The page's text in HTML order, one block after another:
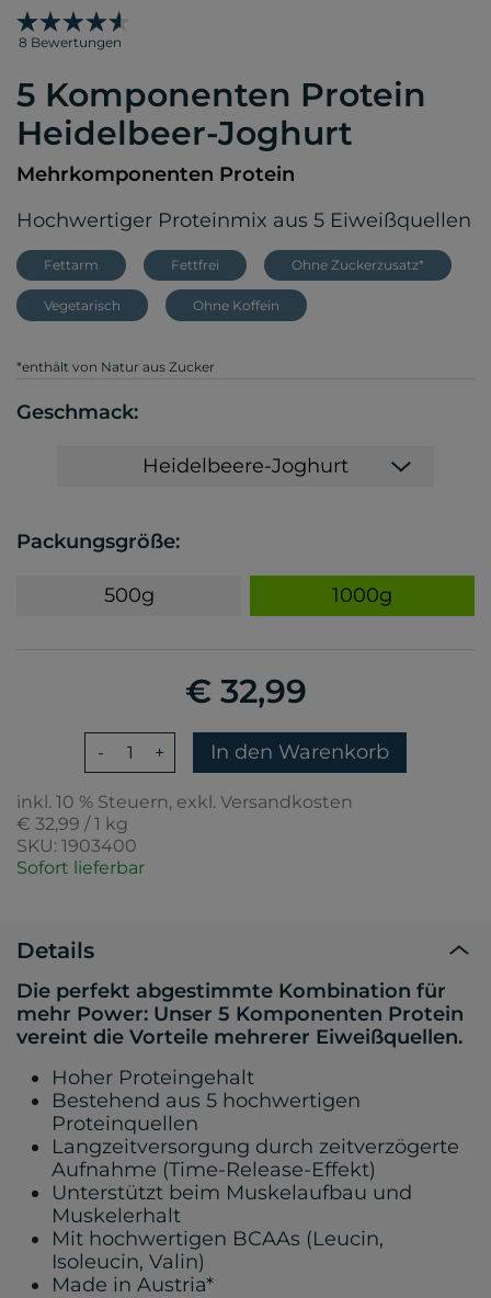
8 Bewertungen
5 Komponenten Protein
Heidelbeer-Joghurt
Mehrkomponenten Protein
Hochwertiger Proteinmix aus 5 Eiweißquellen
Fettarm Fettfrei Ohne Zuckerzusatz*
Vegetarisch Ohne Koffein
*enthält von Natur aus Zucker
Geschmack:
Heidelbeere-Joghurt
Packungsgröße:
500g 1000g
€ 32,99
- + In den Warenkorb
inkl. 10 % Steuern, exkl. Versandkosten
€ 32,99 / 1 kg
SKU: 1903400
Sofort lieferbar
Details
Die perfekt abgestimmte Kombination für
mehr Power: Unser 5 Komponenten Protein
vereint die Vorteile mehrerer Eiweißquellen.
Hoher Proteingehalt
Bestehend aus 5 hochwertigen
Proteinquellen
Langzeitversorgung durch zeitverzögerte
Aufnahme (Time-Release-Effekt)
Unterstützt beim Muskelaufbau und
Muskelerhalt
Mit hochwertigen BCAAs (Leucin,
Isoleucin, Valin)
Made in Austria*